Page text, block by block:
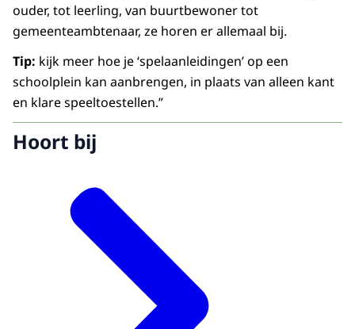
ouder, tot leerling, van buurtbewoner tot
gemeenteambtenaar, ze horen er allemaal bij.
Tip: kijk meer hoe je ‘spelaanleidingen’ op een
schoolplein kan aanbrengen, in plaats van alleen kant
en klare speeltoestellen.”
Hoort bij